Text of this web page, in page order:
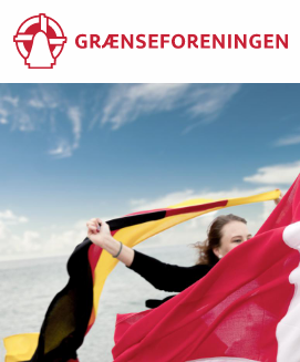
til
hovedindhold